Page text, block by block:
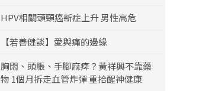
HPV相關頭頸癌新症上升 男性高危
【若善健談】愛與痛的邊緣
胸悶、頭脹、手腳麻痺？黃祥興不靠藥
物 1個月拆走血管炸彈 重拾醒神健康